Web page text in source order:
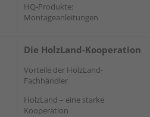
HQ-Produkte:
Montageanleitungen
Die HolzLand-Kooperation
Vorteile der HolzLand-
Fachhändler
HolzLand – eine starke
Kooperation